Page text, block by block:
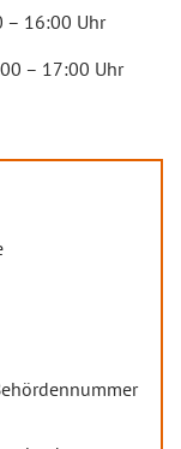
– 16:00 Uhr
– 17:00 Uhr